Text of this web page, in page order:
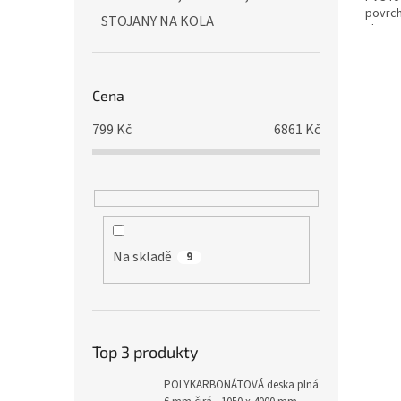
STOJANY NA KOLA
Cena
799 Kč 6861 Kč
Na skladě 9
Top 3 produkty
POLYKARBONÁTOVÁ deska plná